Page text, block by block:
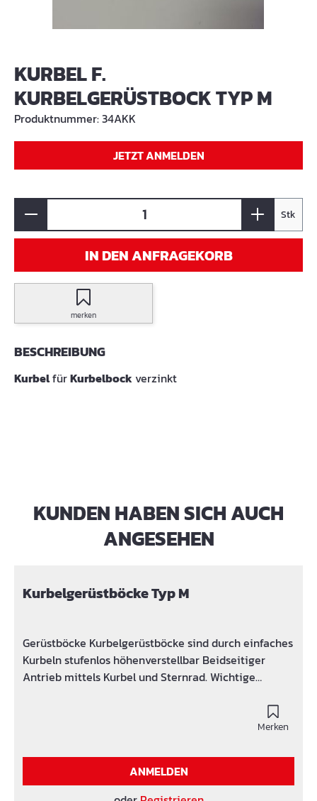
KURBEL F.
KURBELGERÜSTBOCK TYP M
Produktnummer:34AKK
JETZT ANMELDEN
Stk
IN DEN ANFRAGEKORB
merken
BESCHREIBUNG
KurbelfürKurbelbockverzinkt
Produktgalerie überspringen
KUNDEN HABEN SICH AUCH
ANGESEHEN
Kurbelgerüstböcke Typ M
Gerüstböcke Kurbelgerüstböcke sind durch einfaches
Kurbeln stufenlos höhenverstellbar Beidseitiger
Antrieb mittels Kurbel und Sternrad. Wichtige
von 2,00 m müssen Kurbelgerüstböcke diagonal
lackiert.
Merken
ANMELDEN